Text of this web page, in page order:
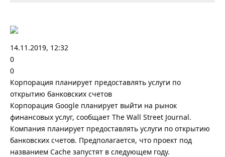
14.11.2019, 12:32
0
0
Корпорация планирует предоставлять услуги по
открытию банковских счетов
Корпорация Google планирует выйти на рынок
финансовых услуг, сообщает The Wall Street Journal.
Компания планирует предоставлять услуги по открытию
банковских счетов. Предполагается, что проект под
названием Cache запустят в следующем году.